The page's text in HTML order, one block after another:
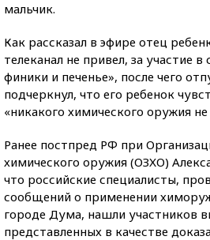
мальчик.
Как рассказал в эфире отец
телеканал не привел, за участие
финики и печенье», после чего
подчеркнул, что его ребенок
«никакого химического оружия
Ранее постпред РФ при
химического оружия (ОЗХО)
что российские специалисты,
сообщений о применении
городе Дума, нашли участников
представленных в качестве